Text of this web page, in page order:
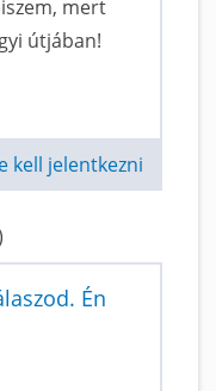
mert
útjában!
kell jelentkezni
Én